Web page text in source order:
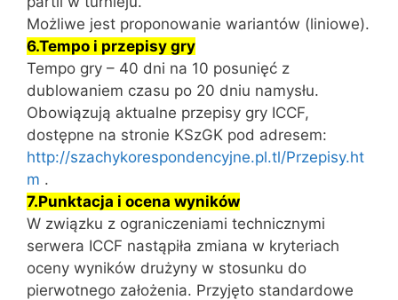
Możliwe jest proponowanie wariantów (liniowe).
6.Tempo i przepisy gry
Tempo gry – 40 dni na 10 posunięć z
dublowaniem czasu po 20 dniu namysłu.
Obowiązują aktualne przepisy gry ICCF,
dostępne na stronie KSzGK pod adresem:
http://szachykorespondencyjne.pl.tl/Przepisy.ht
m .
7.Punktacja i ocena wyników
W związku z ograniczeniami technicznymi
serwera ICCF nastąpiła zmiana w kryteriach
oceny wyników drużyny w stosunku do
pierwotnego założenia. Przyjęto standardowe